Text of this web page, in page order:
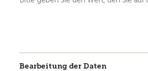
Bearbeitung der Daten